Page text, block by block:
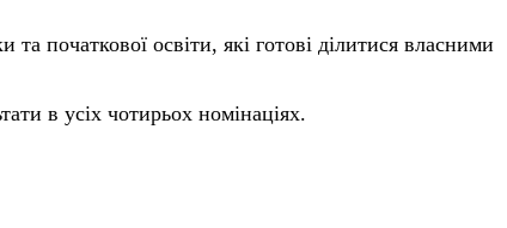
початкової освіти, які готові ділитися власними
в усіх чотирьох номінаціях.